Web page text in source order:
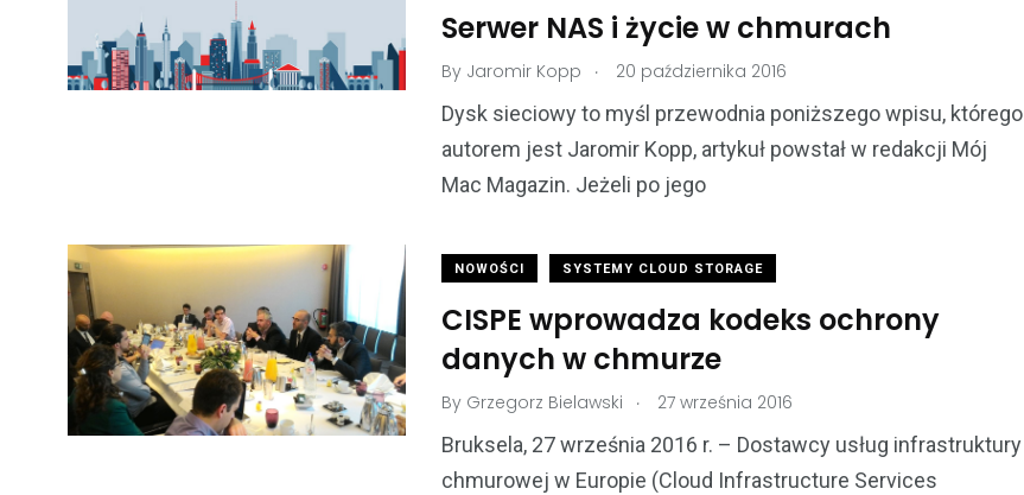
Serwer NAS i życie w chmurach
By Jaromir Kopp . 20 października 2016
Dysk sieciowy to myśl przewodnia poniższego wpisu, którego
autorem jest Jaromir Kopp, artykuł powstał w redakcji Mój
Mac Magazin. Jeżeli po jego
NOWOŚCI SYSTEMY CLOUD STORAGE
CISPE wprowadza kodeks ochrony
danych w chmurze
By Grzegorz Bielawski . 27 września 2016
Bruksela, 27 września 2016 r. – Dostawcy usług infrastruktury
chmurowej w Europie (Cloud Infrastructure Services